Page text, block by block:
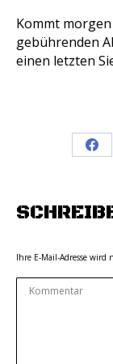
Kommt
gebührenden
einen letzten
Ihre E-Mail-Adresse
Kommentar